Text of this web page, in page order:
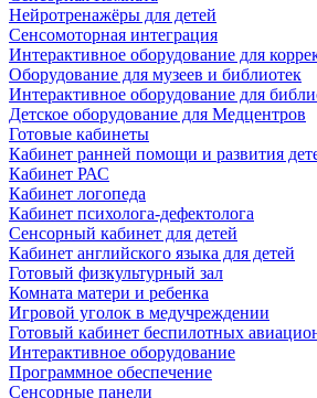
Нейротренажёры для детей
Сенсомоторная интеграция
Интерактивное оборудование для
Оборудование для музеев и библиотек
Интерактивное оборудование для
Детское оборудование для Медцентров
Готовые кабинеты
Кабинет ранней помощи и развития
Кабинет РАС
Кабинет логопеда
Кабинет психолога-дефектолога
Сенсорный кабинет для детей
Кабинет английского языка для детей
Готовый физкультурный зал
Комната матери и ребенка
Игровой уголок в медучреждении
Готовый кабинет беспилотных
Интерактивное оборудование
Программное обеспечение
Сенсорные панели